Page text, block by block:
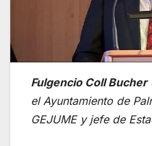
Fulgencio Coll Bucher
el Ayuntamiento de
GEJUME y jefe de